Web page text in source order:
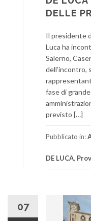
DELLE
Il presidente
Luca ha
Salerno,
dell’incontro,
fase di
previsto […]
Pubblicato in:
DE LUCA,
07